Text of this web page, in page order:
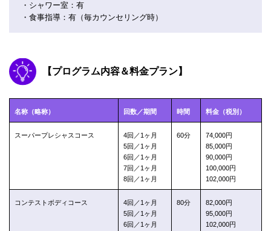
・シャワー室：有
・食事指導：有（毎カウンセリング時）
【プログラム内容＆料金プラン】
名称（略称） 回数／期間 時間 料金（税別）
スーパープレシャスコース
4回／1ヶ月
5回／1ヶ月
6回／1ヶ月
7回／1ヶ月
8回／1ヶ月
60分
74,000円
85,000円
90,000円
100,000円
102,000円
コンテストボディコース
4回／1ヶ月
5回／1ヶ月
6回／1ヶ月
80分
82,000円
95,000円
102,000円